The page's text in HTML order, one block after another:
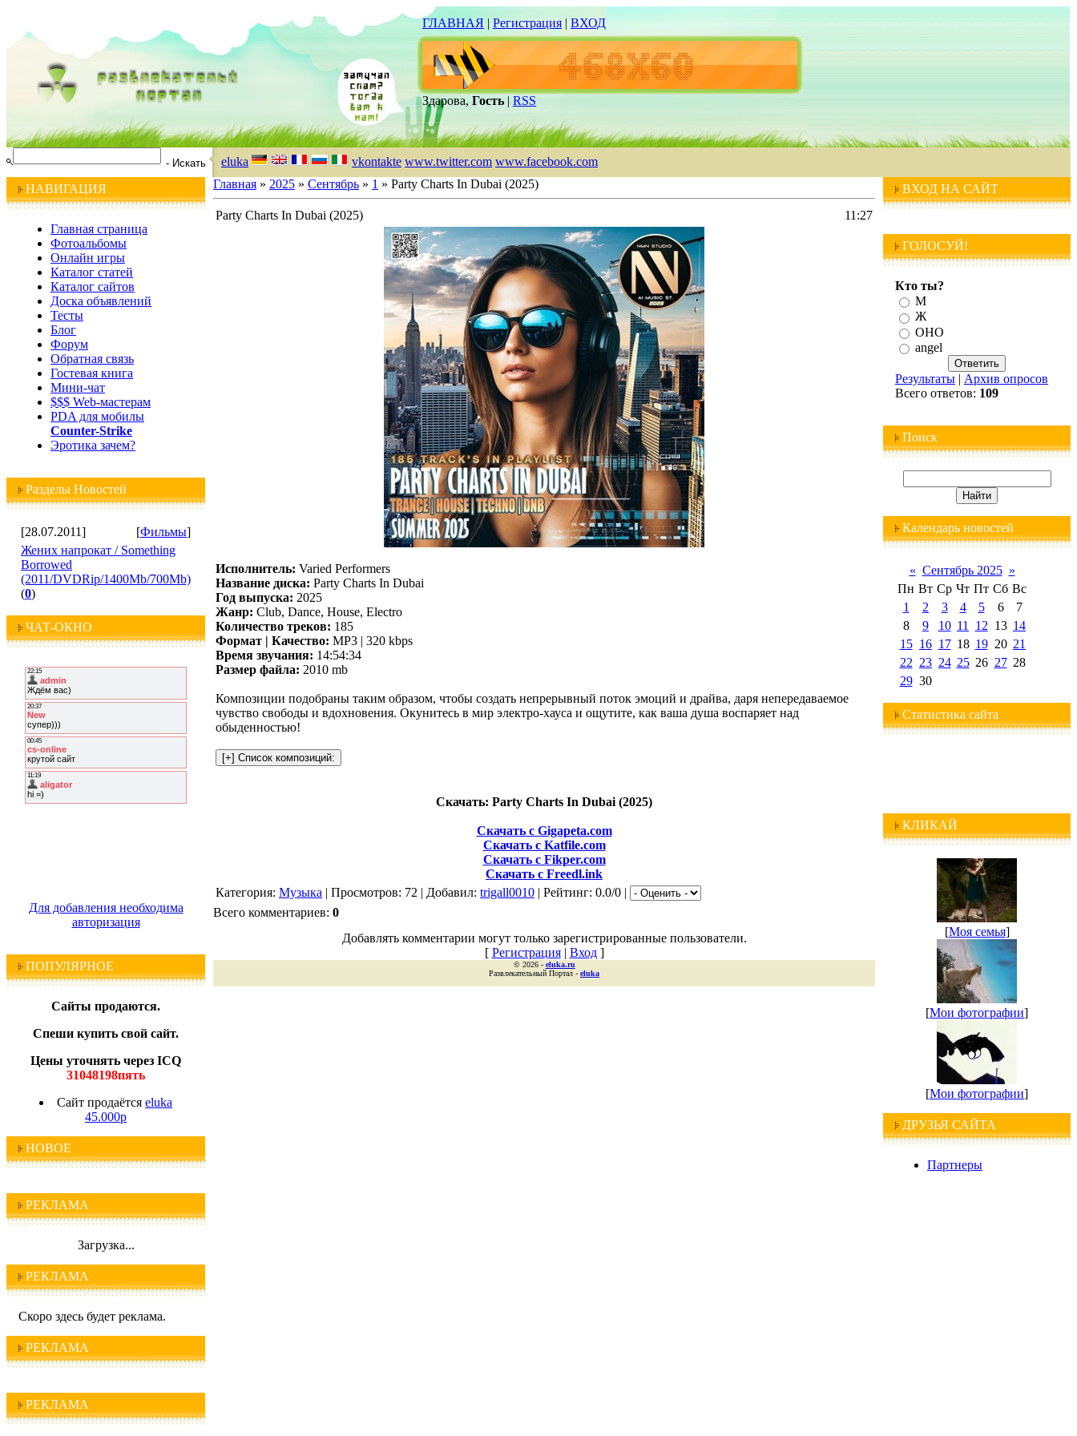
ГЛАВНАЯ | Регистрация | ВХОД
Здарова, Гость | RSS
eluka vkontakte www.twitter.com www.facebook.com
НАВИГАЦИЯ
Главная страница
Фотоальбомы
Онлайн игры
Каталог статей
Каталог сайтов
Доска объявлений
Тесты
Блог
Форум
Обратная связь
Гостевая книга
Мини-чат
$$$ Web-мастерам
PDA для мобилы
Counter-Strike
Эротика зачем?
Разделы Новостей
[28.07.2011] [Фильмы]
Жених напрокат / Something
Borrowed
(2011/DVDRip/1400Mb/700Mb)
(0)
ЧАТ-ОКНО
Для добавления необходима
авторизация
ПОПУЛЯРНОЕ
Сайты продаются.
Спеши купить свой сайт.
Цены уточнять через ICQ
31048198пять
Сайт продаётся eluka
45.000р
НОВОЕ
РЕКЛАМА
Загрузка...
РЕКЛАМА
Скоро здесь будет реклама.
РЕКЛАМА
РЕКЛАМА
I C Q
Главная » 2025 » Сентябрь » 1 » Party Charts In Dubai (2025)
Party Charts In Dubai (2025) 11:27
Исполнитель: Varied Performers
Название диска: Party Charts In Dubai
Год выпуска: 2025
Жанр: Club, Dance, House, Electro
Количество треков: 185
Формат | Качество: MP3 | 320 kbps
Время звучания: 14:54:34
Размер файла: 2010 mb
Композиции подобраны таким образом, чтобы создать непрерывный поток эмоций и драйва, даря непередаваемое
чувство свободы и вдохновения. Окунитесь в мир электро-хауса и ощутите, как ваша душа воспаряет над
обыденностью!
Скачать: Party Charts In Dubai (2025)
Скачать с Gigapeta.com
Скачать с Katfile.com
Скачать с Fikper.com
Скачать с Freedl.ink
Категория: Музыка | Просмотров: 72 | Добавил: trigall0010 | Рейтинг: 0.0/0 |
Всего комментариев: 0
Добавлять комментарии могут только зарегистрированные пользователи.
[ Регистрация| Вход]
© 2026 - eluka.ru
Развлекательный Портал - eluka
ВХОД НА САЙТ
ГОЛОСУЙ!
Кто ты?
М
Ж
ОНО
angel
Результаты | Архив опросов
Всего ответов: 109
Поиск
Календарь новостей
« Сентябрь 2025 »
Пн Вт Ср Чт Пт Сб Вс
1
2 3 4 5 6
7
8
9 10 11 12 13 14
15 16 17 18 19 20 21
22 23 24 25 26 27 28
29 30
Статистика сайта
КЛИКАЙ
[Моя семья]
[Мои фотографии]
[Мои фотографии]
ДРУЗЬЯ САЙТА
Партнеры